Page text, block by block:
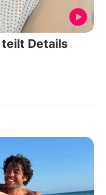
teilt Details